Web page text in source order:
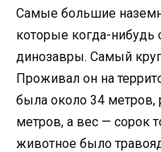
Самые большие
которые когда-нибудь
динозавры. Самый
Проживал он на
была около 34 метров,
метров, а вес — сорок
животное было